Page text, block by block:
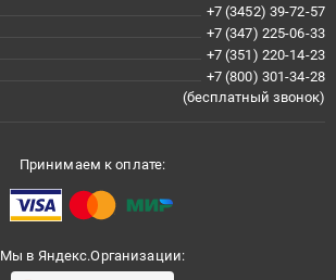
+7 (3452) 39-72-57
+7 (347) 225-06-33
+7 (351) 220-14-23
+7 (800) 301-34-28
(бесплатный звонок)
Принимаем к оплате:
Мы в Яндекс.Организации: